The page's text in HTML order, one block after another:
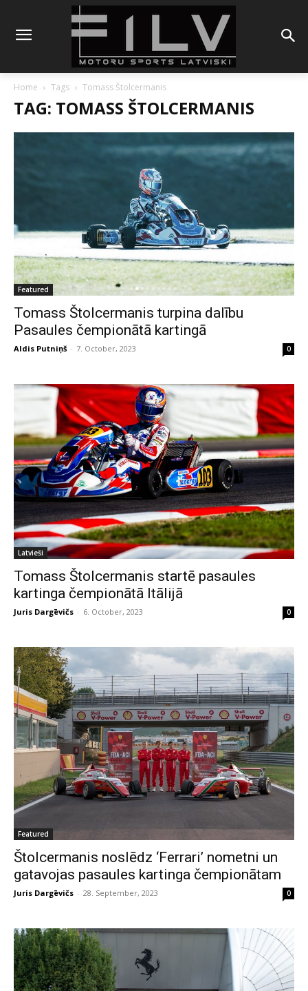
Home Tags Tomass Štolcermanis
TAG: TOMASS ŠTOLCERMANIS
Featured
Tomass Štolcermanis turpina dalību
Pasaules čempionātā kartingā
Aldis Putniņš - 7. October, 2023 0
Latvieši
Tomass Štolcermanis startē pasaules
kartinga čempionātā Itālijā
Juris Dargēvičs - 6. October, 2023 0
Featured
Štolcermanis noslēdz ‘Ferrari’ nometni un
gatavojas pasaules kartinga čempionātam
Juris Dargēvičs - 28. September, 2023 0